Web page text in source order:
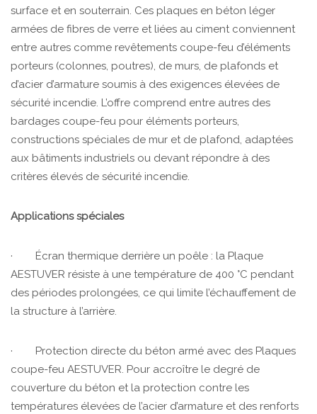
surface et en souterrain. Ces plaques en béton léger
armées de fibres de verre et liées au ciment conviennent
entre autres comme revêtements coupe-feu d’éléments
porteurs (colonnes, poutres), de murs, de plafonds et
d’acier d’armature soumis à des exigences élevées de
sécurité incendie. L’offre comprend entre autres des
bardages coupe-feu pour éléments porteurs,
constructions spéciales de mur et de plafond, adaptées
aux bâtiments industriels ou devant répondre à des
critères élevés de sécurité incendie.
Applications spéciales
· Écran thermique derrière un poêle : la Plaque
AESTUVER résiste à une température de 400 °C pendant
des périodes prolongées, ce qui limite l’échauffement de
la structure à l’arrière.
· Protection directe du béton armé avec des Plaques
coupe-feu AESTUVER. Pour accroître le degré de
couverture du béton et la protection contre les
températures élevées de l’acier d’armature et des renforts